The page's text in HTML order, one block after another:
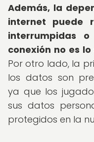
Además, la
internet puede
interrumpidas
conexión no es
Por otro lado, la
los datos son
ya que los
sus datos
protegidos en la